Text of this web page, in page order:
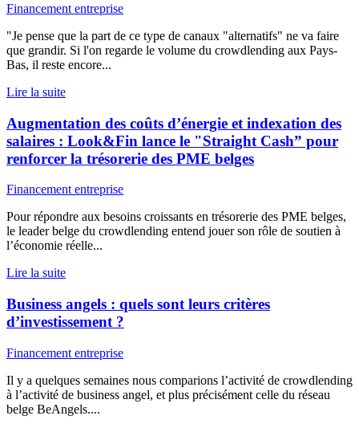
Financement entreprise
"Je pense que la part de ce type de canaux "alternatifs" ne va faire
que grandir. Si l'on regarde le volume du crowdlending aux Pays-
Bas, il reste encore...
Lire la suite
Augmentation des coûts d’énergie et indexation des
salaires : Look&Fin lance le "Straight Cash” pour
renforcer la trésorerie des PME belges
Financement entreprise
Pour répondre aux besoins croissants en trésorerie des PME belges,
le leader belge du crowdlending entend jouer son rôle de soutien à
l’économie réelle...
Lire la suite
Business angels : quels sont leurs critères
d’investissement ?
Financement entreprise
Il y a quelques semaines nous comparions l’activité de crowdlending
à l’activité de business angel, et plus précisément celle du réseau
belge BeAngels....